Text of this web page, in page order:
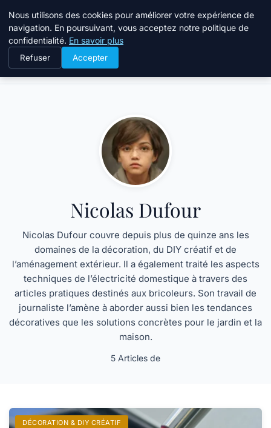
Atelier Designers
Accueil Nicolas Dufour
Nicolas Dufour
Nicolas Dufour couvre depuis plus de quinze ans les
domaines de la décoration, du DIY créatif et de
l’aménagement extérieur. Il a également traité les aspects
techniques de l’électricité domestique à travers des
articles pratiques destinés aux bricoleurs. Son travail de
journaliste l’amène à aborder aussi bien les tendances
décoratives que les solutions concrètes pour le jardin et la
maison.
5 Articles de
DÉCORATION & DIY CRÉATIF
Nous utilisons des cookies pour améliorer votre expérience de
navigation. En poursuivant, vous acceptez notre politique de
confidentialité. En savoir plus
Refuser Accepter